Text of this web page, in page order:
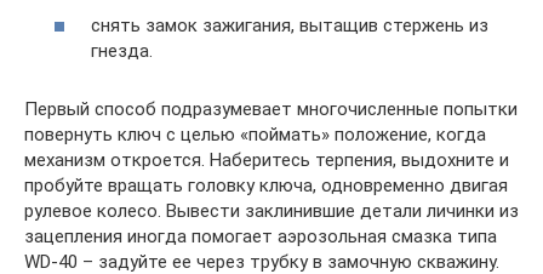
снять замок зажигания, вытащив стержень из
гнезда.
Первый способ подразумевает многочисленные попытки
повернуть ключ с целью «поймать» положение, когда
механизм откроется. Наберитесь терпения, выдохните и
пробуйте вращать головку ключа, одновременно двигая
рулевое колесо. Вывести заклинившие детали личинки из
зацепления иногда помогает аэрозольная смазка типа
WD-40 – задуйте ее через трубку в замочную скважину.